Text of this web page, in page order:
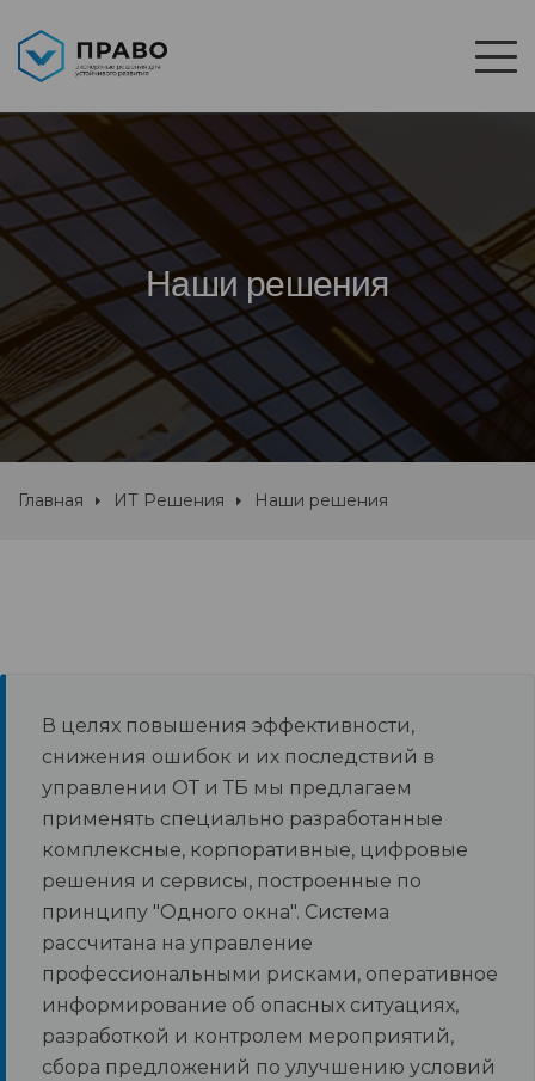
Наши решения
Главная ИТ Решения Наши решения
В целях повышения эффективности,
снижения ошибок и их последствий в
управлении ОТ и ТБ мы предлагаем
применять специально разработанные
комплексные, корпоративные, цифровые
решения и сервисы, построенные по
принципу "Одного окна". Система
рассчитана на управление
профессиональными рисками, оперативное
информирование об опасных ситуациях,
разработкой и контролем мероприятий,
сбора предложений по улучшению условий